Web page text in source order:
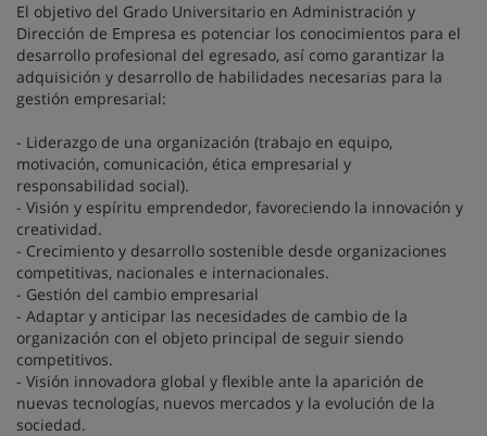
El objetivo del Grado Universitario en Administración y
Dirección de Empresa es potenciar los conocimientos para el
desarrollo profesional del egresado, así como garantizar la
adquisición y desarrollo de habilidades necesarias para la
gestión empresarial:
- Liderazgo de una organización (trabajo en equipo,
motivación, comunicación, ética empresarial y
responsabilidad social).
- Visión y espíritu emprendedor, favoreciendo la innovación y
creatividad.
- Crecimiento y desarrollo sostenible desde organizaciones
competitivas, nacionales e internacionales.
- Gestión del cambio empresarial
- Adaptar y anticipar las necesidades de cambio de la
organización con el objeto principal de seguir siendo
competitivos.
- Visión innovadora global y flexible ante la aparición de
nuevas tecnologías, nuevos mercados y la evolución de la
sociedad.